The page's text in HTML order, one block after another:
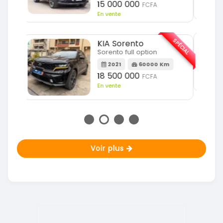
FCFA
En vente
KIA Sportage
Sportage 2021
2021 78000 Km
14 500 000FCFA
En vente
SPÉCIAL
Voir plus